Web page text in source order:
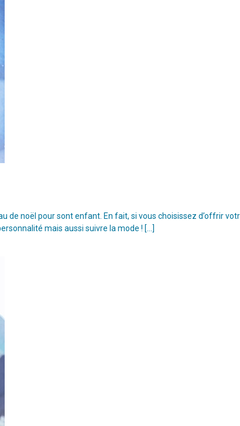
de noël pour sont enfant. En fait, si vous choisissez d’offrir
mais aussi suivre la mode ! […]